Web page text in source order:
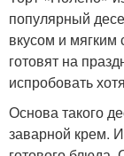
популярный
вкусом и
готовят на
испробовать
Основа такого
заварной крем.